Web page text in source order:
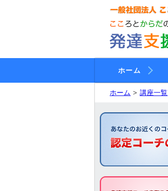
ホーム
ホーム 講座一覧